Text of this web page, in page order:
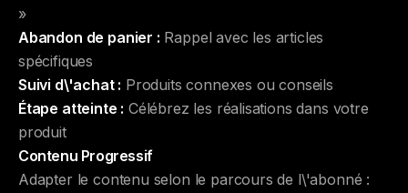
»
Abandon de panier : Rappel avec les articles
spécifiques
Suivi d\'achat : Produits connexes ou conseils
Étape atteinte : Célébrez les réalisations dans votre
produit
Contenu Progressif
Adapter le contenu selon le parcours de l\'abonné :